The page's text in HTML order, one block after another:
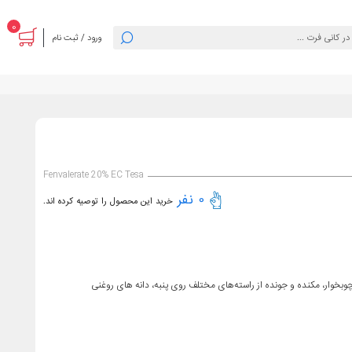
ورود / ثبت نام
0
Fenvalerate 20% EC Tesa
0 نفر خرید این محصول را توصیه کرده اند.
مکنده و جونده از راسته‌های مختلف روی پنبه، دانه های روغنی